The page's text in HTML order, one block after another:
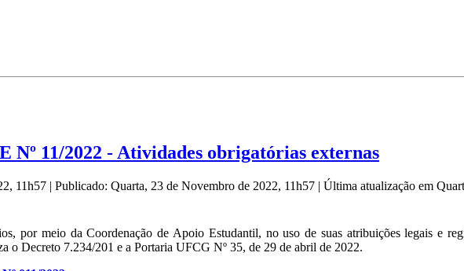
11/2022 - Atividades obrigatórias externas
11h57 | Publicado: Quarta, 23 de Novembro de 2022, 11h57 | Última atualização em
por meio da Coordenação de Apoio Estudantil, no uso de suas atribuições legais e
o Decreto 7.234/201 e a Portaria UFCG Nº 35, de 29 de abril de 2022.